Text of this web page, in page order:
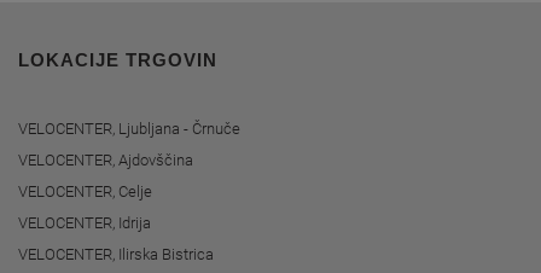
LOKACIJE TRGOVIN
VELOCENTER, Ljubljana - Črnuče
VELOCENTER, Ajdovščina
VELOCENTER, Celje
VELOCENTER, Idrija
VELOCENTER, Ilirska Bistrica